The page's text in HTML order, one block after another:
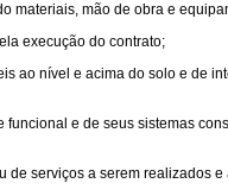
materiais, mão de obra e
execução do contrato;
ao nível e acima do solo e de
e de seus sistemas
serviços a serem realizados